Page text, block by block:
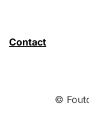
Contact
©